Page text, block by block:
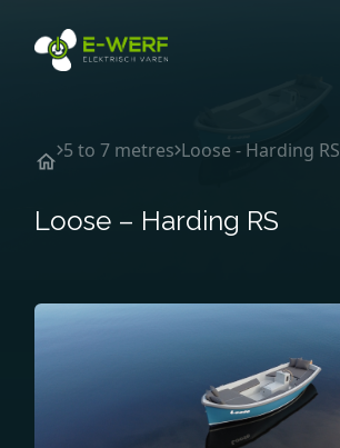
5 to 7 metres Loose - Harding RS
Loose – Harding RS